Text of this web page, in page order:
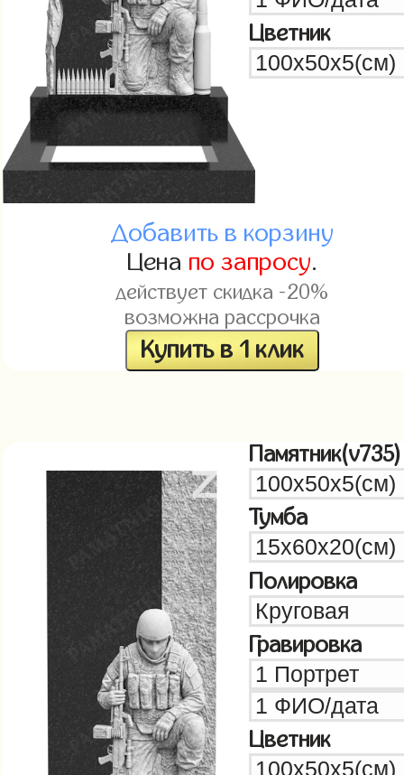
Цветник
Добавить в корзину
Цена по запросу.
действует скидка -20%
возможна рассрочка
Купить в 1 клик
Памятник(v735)
Тумба
Полировка
Гравировка
Цветник